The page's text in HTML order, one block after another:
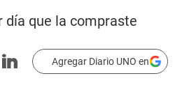
que la compraste
Agregar Diario UNO en